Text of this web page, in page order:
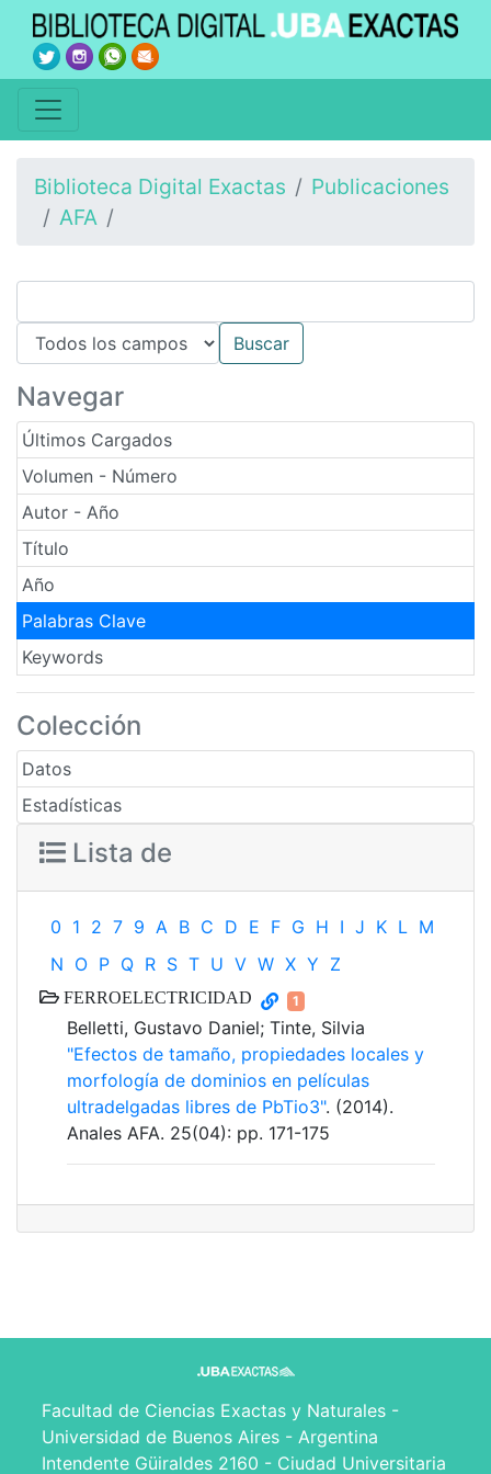
Biblioteca Digital Exactas
Publicaciones
AFA
Navegar
Últimos Cargados
Volumen - Número
Autor - Año
Título
Año
Palabras Clave
Keywords
Colección
Datos
Estadísticas
Lista de
0 1 2 7 9 A B C D E F G H I J K L M
N O P Q R S T U V W X Y Z
FERROELECTRICIDAD 1
Belletti, Gustavo Daniel; Tinte, Silvia
"Efectos de tamaño, propiedades locales y
morfología de dominios en películas
ultradelgadas libres de PbTio3". (2014).
Anales AFA. 25(04): pp. 171-175
Facultad de Ciencias Exactas y Naturales -
Universidad de Buenos Aires - Argentina
Intendente Güiraldes 2160 - Ciudad Universitaria